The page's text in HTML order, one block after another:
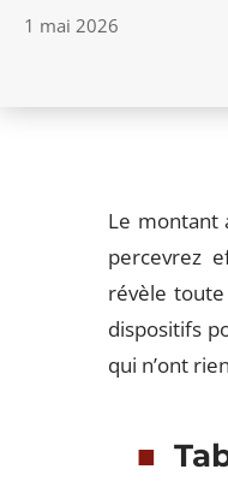
1 mai 2026
Le montant
percevrez
révèle
dispositifs
qui n’ont